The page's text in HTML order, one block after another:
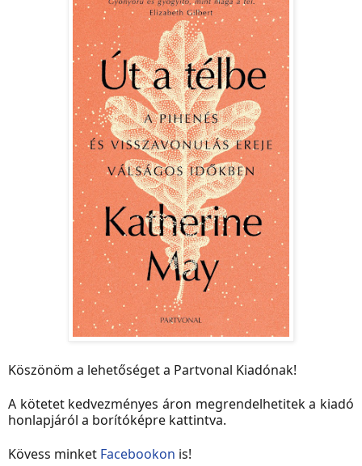
Köszönöm a lehetőséget a Partvonal Kiadónak!
A kötetet kedvezményes áron megrendelhetitek a kiadó
honlapjáról a borítóképre kattintva.
Kövess minket Facebookon is!